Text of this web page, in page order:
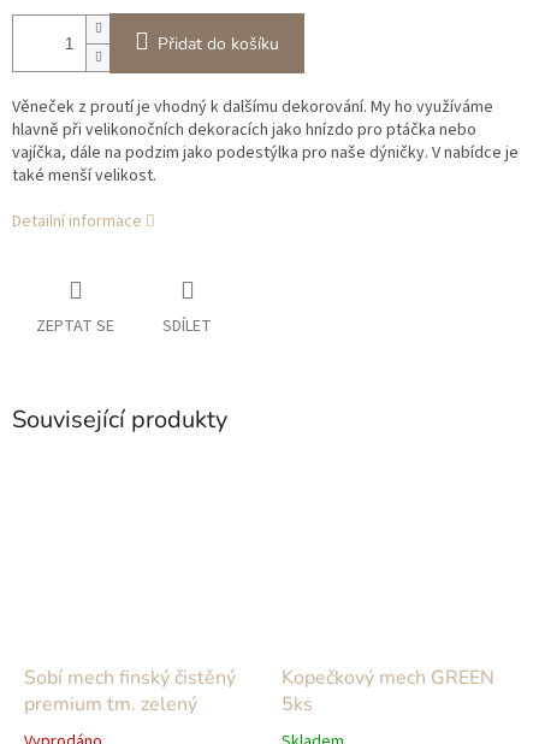
Přidat do košíku
Věneček z proutí je vhodný k dalšímu dekorování. My ho využíváme
hlavně při velikonočních dekoracích jako hnízdo pro ptáčka nebo
vajíčka, dále na podzim jako podestýlka pro naše dýničky. V nabídce je
také menší velikost.
Detailní informace
ZEPTAT SE SDÍLET
Související produkty
Sobí mech finský čistěný
premium tm. zelený
Kopečkový mech GREEN
5ks